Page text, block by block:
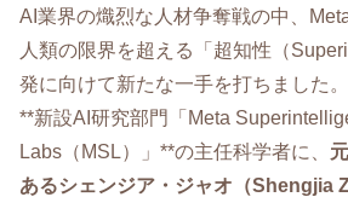
AI業界の熾烈な人材争奪戦の中、
人類の限界を超える「超知性（
発に向けて新たな一手を打ちました
**新設AI研究部門「Meta
Labs（MSL）」**の主任科学者に、
あるシェンジア・ジャオ（Shengjia